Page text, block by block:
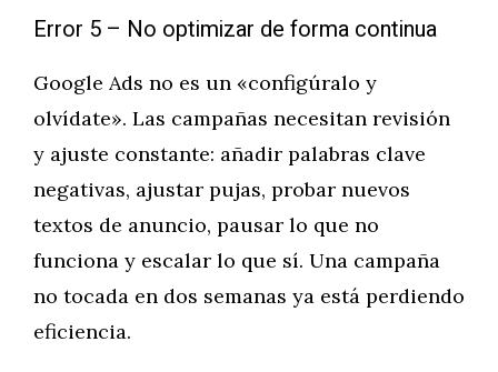
Error 5 – No optimizar de forma continua
Google Ads no es un «configúralo y
olvídate». Las campañas necesitan revisión
y ajuste constante: añadir palabras clave
negativas, ajustar pujas, probar nuevos
textos de anuncio, pausar lo que no
funciona y escalar lo que sí. Una campaña
no tocada en dos semanas ya está perdiendo
eficiencia.